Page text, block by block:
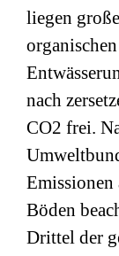
liegen
nach
CO2 frei.
Böden
Drittel der